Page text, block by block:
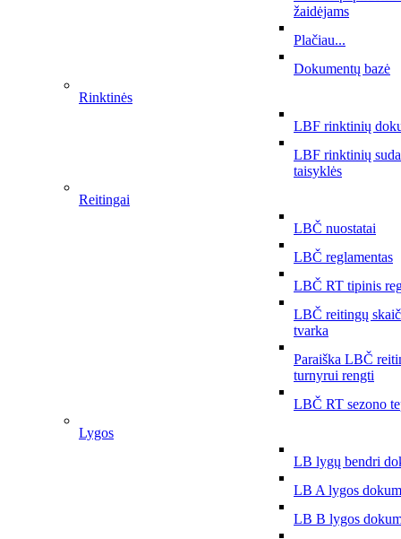
žaidėjams
Plačiau...
Dokumentų bazė
Rinktinės
LBF rinktinių
LBF rinktinių
taisyklės
Reitingai
LBČ nuostatai
LBČ reglamentas
LBČ RT tipinis
LBČ reitingų
tvarka
Paraiška LBČ
turnyrui rengti
LBČ RT sezono
Lygos
LB lygų bendri
LB A lygos
LB B lygos